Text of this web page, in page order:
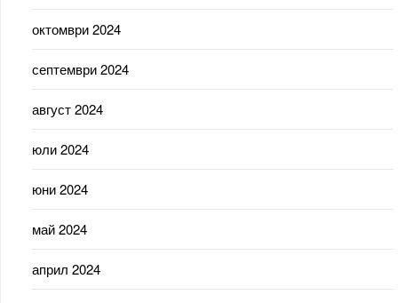
октомври 2024
септември 2024
август 2024
юли 2024
юни 2024
май 2024
април 2024